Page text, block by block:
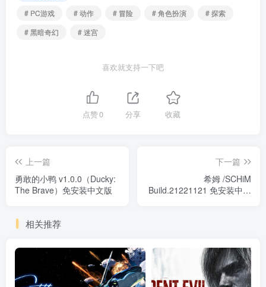
# PC游戏
# 动作 # 冒险 # 角色扮演
# 探索
# 黑暗奇幻
# 迷宫
喜欢就支持一下吧
点赞0 分享 收藏
上一篇
勇敢的小鸭 v1.0.0（Ducky:
The Brave）免安装中文版
下一篇
希姆 /SCHiM
Build.21221121 免安装中文
相关推荐